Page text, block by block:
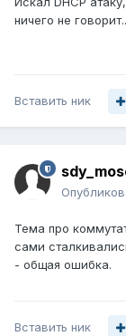
ничего не
Вставить ник
Тема про
сами
- общая ошибка.
Вставить ник